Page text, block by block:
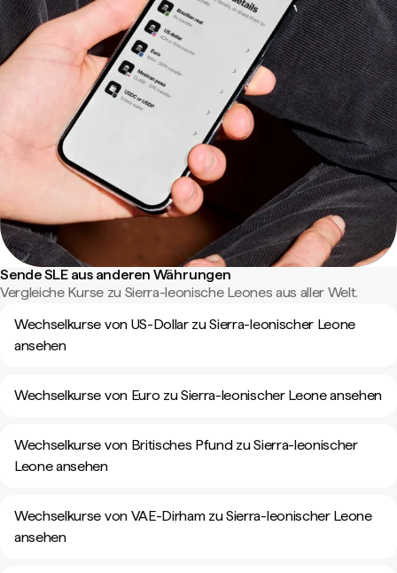
Sende SLE aus anderen Währungen
Vergleiche Kurse zu Sierra-leonische Leones aus aller Welt.
Wechselkurse von US-Dollar zu Sierra-leonischer Leone
ansehen
Wechselkurse von Euro zu Sierra-leonischer Leone ansehen
Wechselkurse von Britisches Pfund zu Sierra-leonischer
Leone ansehen
Wechselkurse von VAE-Dirham zu Sierra-leonischer Leone
ansehen